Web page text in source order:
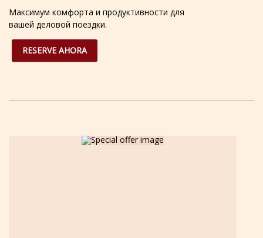
Максимум комфорта и продуктивности для
вашей деловой поездки.
RESERVE AHORA